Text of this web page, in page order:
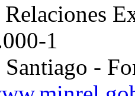
1
Santiago -